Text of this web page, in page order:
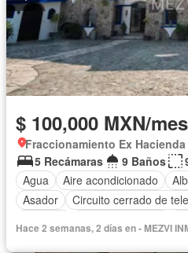
$ 100,000 MXN/mes
5 Recámaras
9 Baños
Agua
Aire acondicionado
Asador
Circuito cerrado de
Hace 2 semanas, 2 días en - MEZVI